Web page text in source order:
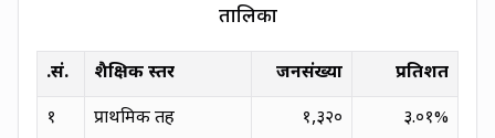
तालिका
क्र.सं. शैक्षिक स्तर जनसंख्या
प्रतिशत
१
प्राथमिक तह १,३२० ३.०१%